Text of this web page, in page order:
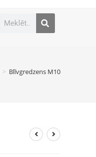
> Blīvgredzens M10